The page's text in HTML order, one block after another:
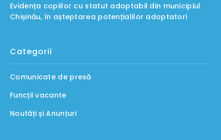
Evidența copiilor cu statut adoptabil din municipiul
Chișinău, în așteptarea potențialilor adoptatori
Categorii
Comunicate de presă
Funcții vacante
Noutăți și Anunțuri